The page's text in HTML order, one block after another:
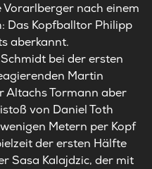
nach einem
Das Kopfballtor Philipp
aberkannt.
bei der ersten
Martin
Altachs Tormann aber
von Daniel Toth
Metern per Kopf
der ersten Hälfte
Sasa Kalajdzic, der mit